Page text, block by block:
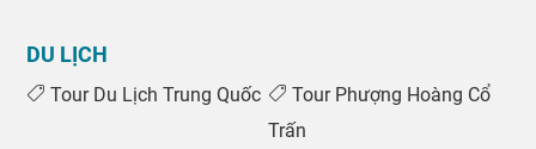
DU LỊCH
Tour Du Lịch Trung Quốc
Tour Phượng Hoàng Cổ
Trấn